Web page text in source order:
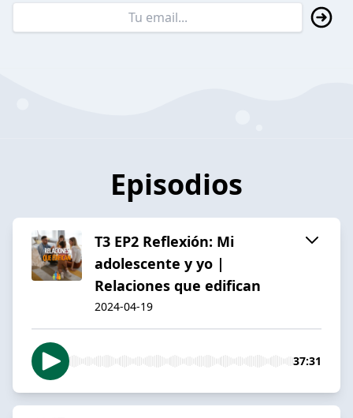
Episodios
T3 EP2 Reflexión: Mi
adolescente y yo |
Relaciones que edifican
2024-04-19
37:31